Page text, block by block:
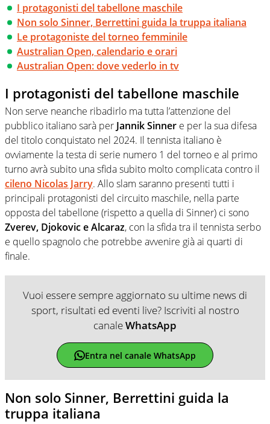
I protagonisti del tabellone maschile
Non solo Sinner, Berrettini guida la truppa italiana
Le protagoniste del torneo femminile
Australian Open, calendario e orari
Australian Open: dove vederlo in tv
I protagonisti del tabellone maschile
Non serve neanche ribadirlo ma tutta l’attenzione del
pubblico italiano sarà per Jannik Sinner e per la sua difesa
del titolo conquistato nel 2024. Il tennista italiano è
ovviamente la testa di serie numero 1 del torneo e al primo
turno avrà subito una sfida subito molto complicata contro il
cileno Nicolas Jarry. Allo slam saranno presenti tutti i
principali protagonisti del circuito maschile, nella parte
opposta del tabellone (rispetto a quella di Sinner) ci sono
Zverev, Djokovic e Alcaraz, con la sfida tra il tennista serbo
e quello spagnolo che potrebbe avvenire già ai quarti di
finale.
Vuoi essere sempre aggiornato su ultime news di
sport, risultati ed eventi live? Iscriviti al nostro
canaleWhatsApp
Entra nel canale WhatsApp
Non solo Sinner, Berrettini guida la
truppa italiana